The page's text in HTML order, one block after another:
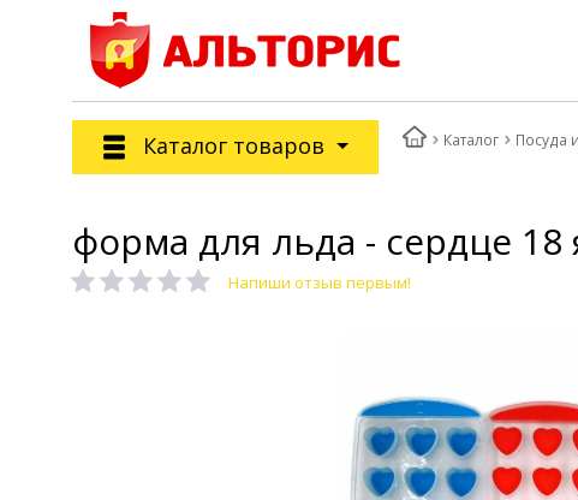
Каталог товаров Каталог Посуда
форма для льда - сердце 18
Напиши отзыв первым!